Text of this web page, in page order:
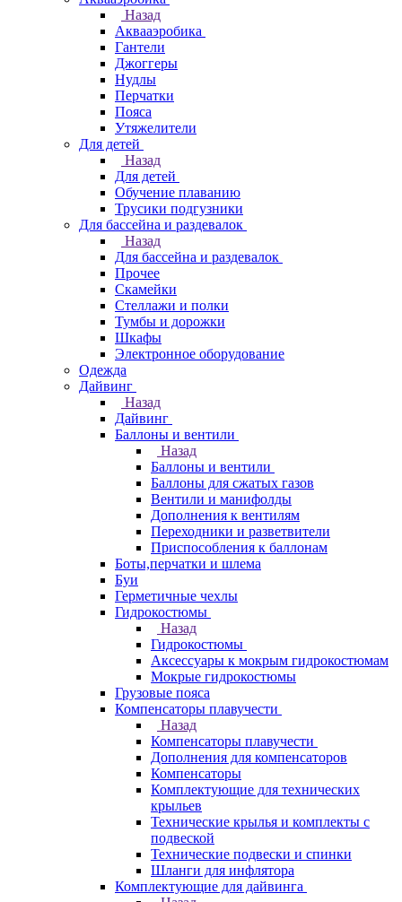
Назад
Аквааэробика
Гантели
Джоггеры
Нудлы
Перчатки
Пояса
Утяжелители
Для детей
Назад
Для детей
Обучение плаванию
Трусики подгузники
Для бассейна и раздевалок
Назад
Для бассейна и раздевалок
Прочее
Скамейки
Стеллажи и полки
Тумбы и дорожки
Шкафы
Электронное оборудование
Одежда
Дайвинг
Назад
Дайвинг
Баллоны и вентили
Назад
Баллоны и вентили
Баллоны для сжатых газов
Вентили и манифолды
Дополнения к вентилям
Переходники и разветвители
Приспособления к баллонам
Боты,перчатки и шлема
Буи
Герметичные чехлы
Гидрокостюмы
Назад
Гидрокостюмы
Аксессуары к мокрым гидрокостюмам
Мокрые гидрокостюмы
Грузовые пояса
Компенсаторы плавучести
Назад
Компенсаторы плавучести
Дополнения для компенсаторов
Компенсаторы
Комплектующие для технических
крыльев
Технические крылья и комплекты с
подвеской
Технические подвески и спинки
Шланги для инфлятора
Комплектующие для дайвинга